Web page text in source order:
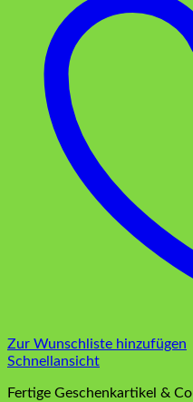
Zur Wunschliste hinzufügen
Schnellansicht
Fertige Geschenkartikel & Co